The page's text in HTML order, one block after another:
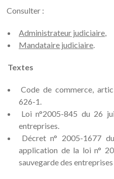
Consulter :
Administrateur judiciaire,
Mandataire judiciaire.
Textes
Code de commerce,
626-1.
Loi n°2005-845 du 26
entreprises.
Décret n° 2005-1677
application de la loi n°
sauvegarde des entreprises